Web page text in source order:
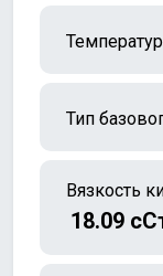
Тип
Вязкость
18.09